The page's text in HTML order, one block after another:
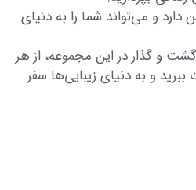
و می‌تواند شما را به دنیای
و گذار در این مجموعه، از هر
و به دنیای زیبایی‌ها سفر